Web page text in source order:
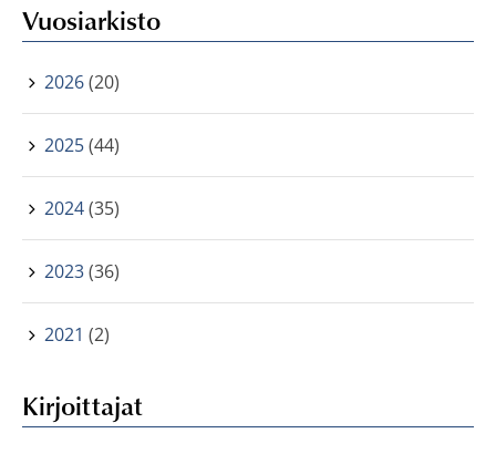
Vuosiarkisto
2026(20)
2025(44)
2024(35)
2023(36)
2021 (2)
Kirjoittajat